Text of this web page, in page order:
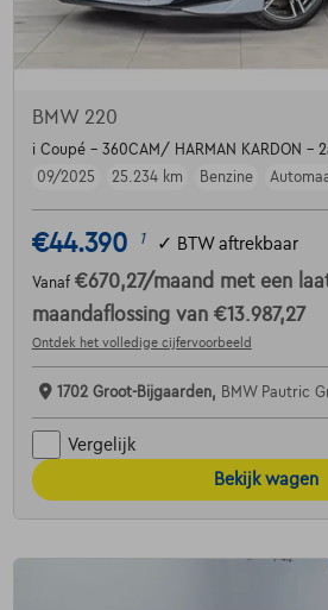
BMW 220
i Coupé - 360CAM/ HARMAN KARDON -
09/2025
25.234 km Benzine
€44.390 1 ✓ BTW aftrekbaar
Vanaf €670,27/maand met een
maandaflossing van €13.987,27
Ontdek het volledige cijfervoorbeeld
1702 Groot-Bijgaarden, BMW Pautric
Vergelijk
Bekijk wagen